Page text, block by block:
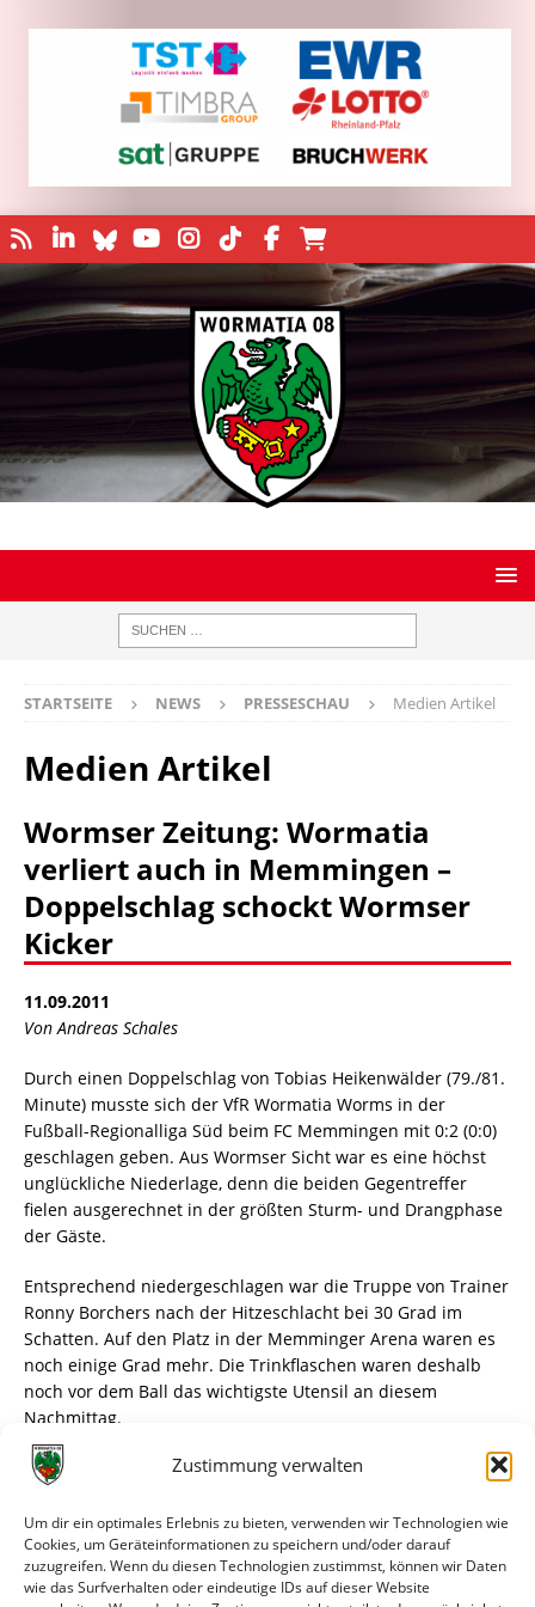
Zustimmung verwalten
Um dir ein optimales Erlebnis zu bieten, verwenden wir Technologien wie
Cookies, um Geräteinformationen zu speichern und/oder darauf
zuzugreifen. Wenn du diesen Technologien zustimmst, können wir Daten
wie das Surfverhalten oder eindeutige IDs auf dieser Website
STARTSEITE NEWS PRESSESCHAU Medien Artikel
Medien Artikel
Wormser Zeitung: Wormatia
verliert auch in Memmingen –
Doppelschlag schockt Wormser
Kicker
11.09.2011
Von Andreas Schales
Durch einen Doppelschlag von Tobias Heikenwälder (79./81.
Minute) musste sich der VfR Wormatia Worms in der
Fußball-Regionalliga Süd beim FC Memmingen mit 0:2 (0:0)
geschlagen geben. Aus Wormser Sicht war es eine höchst
unglückliche Niederlage, denn die beiden Gegentreffer
fielen ausgerechnet in der größten Sturm- und Drangphase
der Gäste.
Entsprechend niedergeschlagen war die Truppe von Trainer
Ronny Borchers nach der Hitzeschlacht bei 30 Grad im
Schatten. Auf den Platz in der Memminger Arena waren es
noch einige Grad mehr. Die Trinkflaschen waren deshalb
noch vor dem Ball das wichtigste Utensil an diesem
Nachmittag.
Borchers hält den Ball flachen
Für beide Mannschaften ging es um viel, auch wenn die
Trainer im Interview direkt vor dem Anpfiff den Ball flach
hielten. „Auch heute gibt es nur drei Punkte“, sagten Ronny
Borchers und Memmingens Esad Kahric unisono. Für die